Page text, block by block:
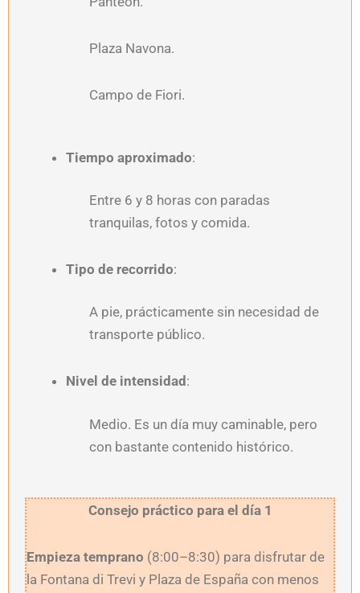
Plaza Navona.
Campo de Fiori.
Tiempo aproximado:
Entre 6 y 8 horas con paradas
tranquilas, fotos y comida.
Tipo de recorrido:
A pie, prácticamente sin necesidad de
transporte público.
Nivel de intensidad :
Medio. Es un día muy caminable, pero
con bastante contenido histórico.
Consejo práctico para el día 1
Empieza temprano (8:00–8:30) para disfrutar de
la Fontana di Trevi y Plaza de España con menos